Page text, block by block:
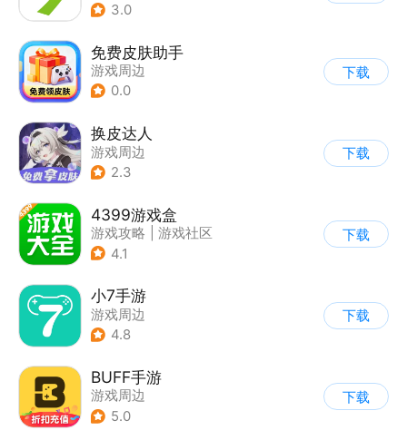
3.0
免费皮肤助手
游戏周边
0.0
下载
换皮达人
游戏周边
2.3
下载
4399游戏盒
游戏攻略
游戏社区
4.1
下载
小7手游
游戏周边
4.8
下载
BUFF手游
游戏周边
5.0
下载